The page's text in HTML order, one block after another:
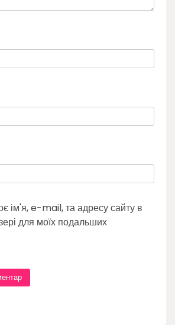
ім'я, e-mail, та адресу сайту в
для моїх подальших